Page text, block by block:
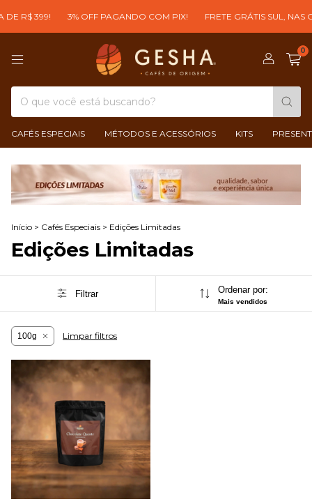
R$ 399! 3% OFF PAGANDO COM PIX! FRETE GRÁTIS SUL, NAS
0
CAFÉS ESPECIAIS MÉTODOS E ACESSÓRIOS KITS
Início > Cafés Especiais > Edições Limitadas
Edições Limitadas
Filtrar Ordenar por:
Mais vendidos
100g Limpar filtros